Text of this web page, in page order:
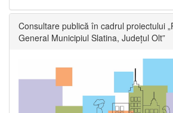
Consultare publică în cadrul proiectului
General Municipiul Slatina, Județul Olt”